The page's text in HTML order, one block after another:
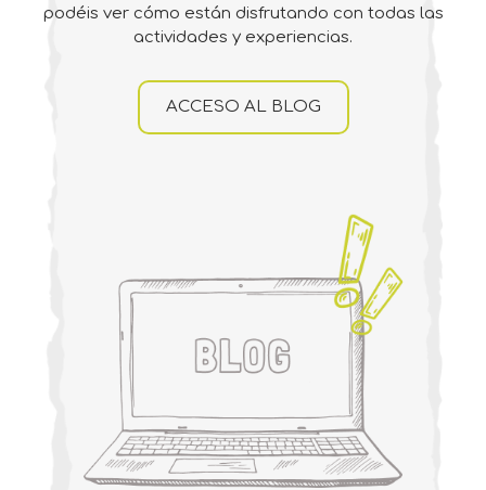
podéis ver cómo están disfrutando con todas las
actividades y experiencias.
ACCESO AL BLOG